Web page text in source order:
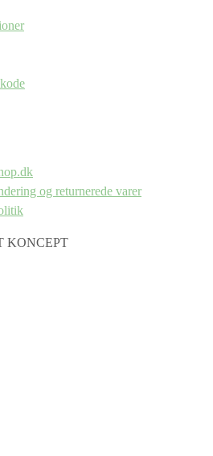
og returnerede varer
KONCEPT